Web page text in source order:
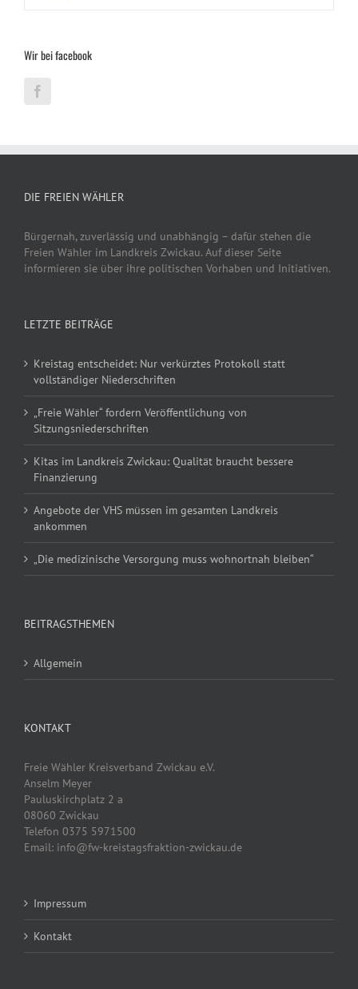
Wir bei facebook
DIE FREIEN WÄHLER
Bürgernah, zuverlässig und unabhängig – dafür stehen die
Freien Wähler im Landkreis Zwickau. Auf dieser Seite
informieren sie über ihre politischen Vorhaben und Initiativen.
LETZTE BEITRÄGE
Kreistag entscheidet: Nur verkürztes Protokoll statt
vollständiger Niederschriften
„Freie Wähler“ fordern Veröffentlichung von
Sitzungsniederschriften
Kitas im Landkreis Zwickau: Qualität braucht bessere
Finanzierung
Angebote der VHS müssen im gesamten Landkreis
ankommen
„Die medizinische Versorgung muss wohnortnah bleiben“
BEITRAGSTHEMEN
Allgemein
KONTAKT
Freie Wähler Kreisverband Zwickau e.V.
Anselm Meyer
Pauluskirchplatz 2 a
08060 Zwickau
Telefon 0375 5971500
Email: info@fw-kreistagsfraktion-zwickau.de
Impressum
Kontakt